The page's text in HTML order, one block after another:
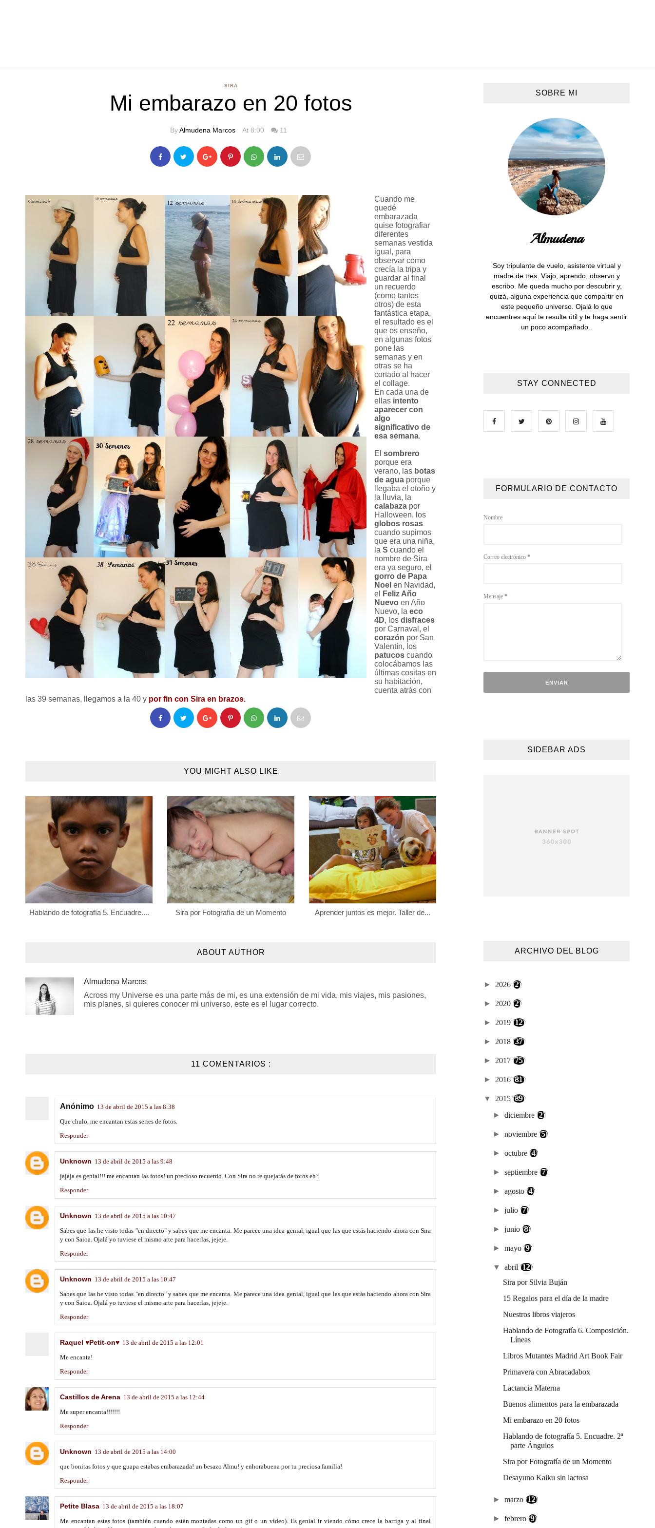
SIRA
Mi embarazo en 20 fotos
ByAlmudena Marcos At 8:00 11
Cuando me
quedé
embarazada
quise fotografiar
diferentes
semanas vestida
igual, para
observar como
crecía la tripa y
guardar al final
un recuerdo
(como tantos
otros) de esta
fantástica etapa,
el resultado es el
que os enseño,
en algunas fotos
pone las
semanas y en
otras se ha
cortado al hacer
el collage.
En cada una de
ellas intento
aparecer con
algo
significativo de
esa semana.
El sombrero
porque era
verano, las botas
de agua porque
llegaba el otoño y
la lluvia, la
calabaza por
Halloween, los
globos rosas
cuando supimos
que era una niña,
la S cuando el
nombre de Sira
era ya seguro, el
gorro de Papa
Noel en Navidad,
el
Feliz Año
Nuevo en Año
Nuevo, la eco
4D, los disfraces
por Carnaval, el
corazón por San
Valentín, los
patucos cuando
colocábamos las
últimas cositas en
su habitación,
cuenta atrás con
las 39 semanas, llegamos a la 40 y por fin con Sira en brazos.
YOU MIGHT ALSO LIKE
Hablando de fotografía 5. Encuadre.... Sira por Fotografía de un Momento Aprender juntos es mejor. Taller de...
ABOUT AUTHOR
Almudena Marcos
Across my Universe es una parte más de mi, es una extensión de mi vida, mis viajes, mis pasiones,
mis planes, si quieres conocer mi universo, este es el lugar correcto.
11 COMENTARIOS :
Anónimo 13 de abril de 2015 a las 8:38
Que chulo, me encantan estas series de fotos.
Responder
Unknown 13 de abril de 2015 a las 9:48
jajaja es genial!!! me encantan las fotos! un precioso recuerdo. Con Sira no te quejarás de fotos eh?
Responder
Unknown 13 de abril de 2015 a las 10:47
Sabes que las he visto todas "en directo" y sabes que me encanta. Me parece una idea genial, igual que las que estás haciendo ahora con Sira
y con Saioa. Ojalá yo tuviese el mismo arte para hacerlas, jejeje.
Responder
Unknown 13 de abril de 2015 a las 10:47
Sabes que las he visto todas "en directo" y sabes que me encanta. Me parece una idea genial, igual que las que estás haciendo ahora con Sira
y con Saioa. Ojalá yo tuviese el mismo arte para hacerlas, jejeje.
Responder
Raquel ♥Petit-on♥ 13 de abril de 2015 a las 12:01
Me encanta!
Responder
Castillos de Arena 13 de abril de 2015 a las 12:44
Me super encanta!!!!!!!
Responder
Unknown 13 de abril de 2015 a las 14:00
que bonitas fotos y que guapa estabas embarazada! un besazo Almu! y enhorabuena por tu preciosa familia!
Responder
Petite Blasa 13 de abril de 2015 a las 18:07
Me encantan estas fotos (también cuando están montadas como un gif o un vídeo). Es genial ir viendo cómo crece la barriga y al final
SOBRE MI
Almudena
Soy tripulante de vuelo, asistente virtual y
madre de tres. Viajo, aprendo, observo y
escribo. Me queda mucho por descubrir y,
quizá, alguna experiencia que compartir en
este pequeño universo. Ojalá lo que
encuentres aquí te resulte útil y te haga sentir
un poco acompañado..
STAY CONNECTED
FORMULARIO DE CONTACTO
Nombre
Correo electrónico *
Mensaje *
SIDEBAR ADS
ARCHIVO DEL BLOG
► 2026 (2)
► 2020 (2)
► 2019 (12)
► 2018 (37)
► 2017 (75)
► 2016 (81)
▼ 2015 (89)
►diciembre(2)
►noviembre(5)
►octubre(4)
►septiembre(7)
►agosto(4)
►julio(7)
►junio(8)
►mayo(9)
▼abril (12)
Sira por Silvia Buján
15 Regalos para el día de la madre
Nuestros libros viajeros
Hablando de Fotografía 6. Composición.
Líneas
Libros Mutantes Madrid Art Book Fair
Primavera con Abracadabox
Lactancia Materna
Buenos alimentos para la embarazada
Mi embarazo en 20 fotos
Hablando de fotografía 5. Encuadre. 2ª
parte Ángulos
Sira por Fotografía de un Momento
Desayuno Kaiku sin lactosa
►marzo (12)
►febrero(9)